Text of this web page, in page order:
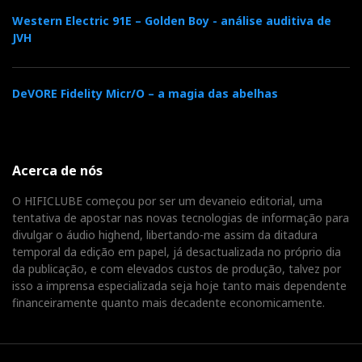
Mas, sendo a equipa a mesma, eu preferi o memorável
som do jogo em casa, isto é, nas instalações da própria
favorece os registos ao vivo e as grandes orquestras,
Há também demasiado lixo na corrente eléctrica dos
hotéis e alguma sobrecarga, e isso pode ter alguma
influência no resultado final. O tweeter de fita soou-
me um pouco 'verde' - seria um novo par de PL300?
Western Electric 91E – Golden Boy - análise auditiva de
JVH
DeVORE Fidelity Micr/O – a magia das abelhas
Acerca de nós
O HIFICLUBE começou por ser um devaneio editorial, uma
tentativa de apostar nas novas tecnologias de informação para
divulgar o áudio highend, libertando-me assim da ditadura
temporal da edição em papel, já desactualizada no próprio dia
da publicação, e com elevados custos de produção, talvez por
isso a imprensa especializada seja hoje tanto mais dependente
financeiramente quanto mais decadente economicamente.